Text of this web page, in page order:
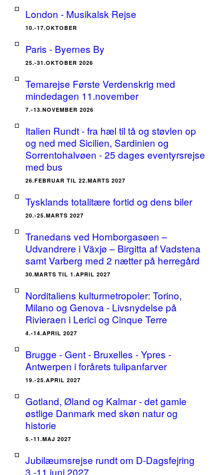
London - Musikalsk Rejse
10.-17.OKTOBER
Paris - Byernes By
25.-31.OKTOBER 2026
Temarejse Første Verdenskrig med
mindedagen 11.november
7.-13.NOVEMBER 2026
Italien Rundt - fra hæl til tå og støvlen op
og ned med Sicilien, Sardinien og
Sorrentohalvøen - 25 dages eventyrsrejse
med bus
26.FEBRUAR TIL 22.MARTS 2027
Tysklands totalitære fortid og dens biler
20.-25.MARTS 2027
Tranedans ved Hornborgasøen –
Udvandrere i Växjø – Birgitta af Vadstena
samt Varberg med 2 nætter på herregård
30.MARTS TIL 1.APRIL 2027
Norditaliens kulturmetropoler: Torino,
Milano og Genova - Livsnydelse på
Rivieraen i Lerici og Cinque Terre
4.-14.APRIL 2027
Brugge - Gent - Bruxelles - Ypres -
Antwerpen i forårets tulipanfarver
19.-25.APRIL 2027
Gotland, Øland og Kalmar - det gamle
østlige Danmark med skøn natur og
historie
5.-11.MAJ 2027
Jubilæumsrejse rundt om D-Dagsfejring
3.-11.juni 2027